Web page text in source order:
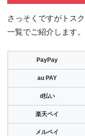
さっそくですがトス
一覧でご紹介します。
PayPay
au PAY
d払い
楽天ペイ
メルペイ